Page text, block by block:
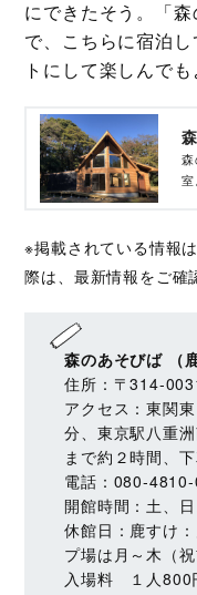
にできたそう。「
で、こちらに宿泊
トにして楽しんでも
※掲載されている情報
際は、最新情報をご確
森のあそびば （
住所：〒
アクセス：東関
分、東京駅八重
まで約２時間、
電話：
開館時間：土、
休館日：鹿すけ
プ場は月～木（
入場料 １人800